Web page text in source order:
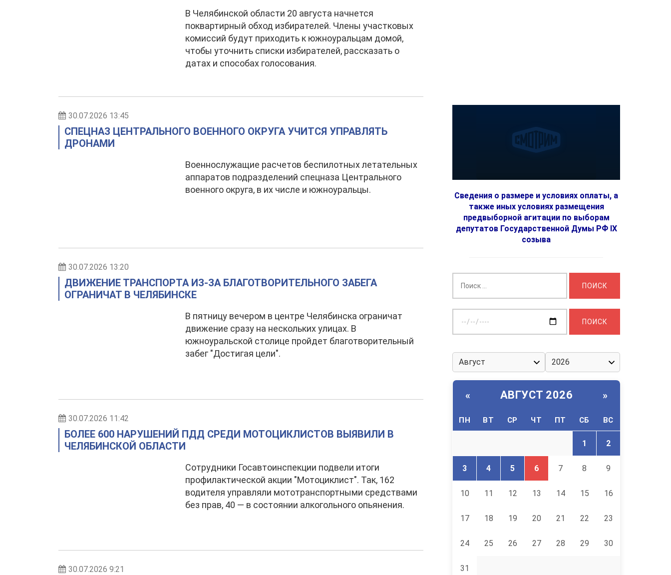
В Челябинской области 20 августа начнется
поквартирный обход избирателей. Члены участковых
комиссий будут приходить к южноуральцам домой,
чтобы уточнить списки избирателей, рассказать о
датах и способах голосования.
30.07.2026 13:45
СПЕЦНАЗ ЦЕНТРАЛЬНОГО ВОЕННОГО ОКРУГА УЧИТСЯ УПРАВЛЯТЬ
ДРОНАМИ
Военнослужащие расчетов беспилотных летательных
аппаратов подразделений спецназа Центрального
военного округа, в их числе и южноуральцы.
30.07.2026 13:20
ДВИЖЕНИЕ ТРАНСПОРТА ИЗ-ЗА БЛАГОТВОРИТЕЛЬНОГО ЗАБЕГА
ОГРАНИЧАТ В ЧЕЛЯБИНСКЕ
В пятницу вечером в центре Челябинска ограничат
движение сразу на нескольких улицах. В
южноуральской столице пройдет благотворительный
забег "Достигая цели".
30.07.2026 11:42
БОЛЕЕ 600 НАРУШЕНИЙ ПДД СРЕДИ МОТОЦИКЛИСТОВ ВЫЯВИЛИ В
ЧЕЛЯБИНСКОЙ ОБЛАСТИ
Сотрудники Госавтоинспекции подвели итоги
профилактической акции "Мотоциклист". Так, 162
водителя управляли мототранспортными средствами
без прав, 40 — в состоянии алкогольного опьянения.
30.07.2026 9:21
Сведения о размере и условиях оплаты, а
также иных условиях размещения
предвыборной агитации по выборам
депутатов Государственной Думы РФ IX
созыва
дату:
« АВГУСТ 2026 »
ПН ВТ СР ЧТ ПТ СБ ВС
1 2
3 4 5 6 7 8 9
10 11 12 13 14 15 16
17 18 19 20 21 22 23
24 25 26 27 28 29 30
31